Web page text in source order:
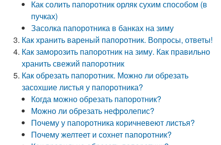
Как солить папоротник орляк сухим способом (в
пучках)
Засолка папоротника в банках на зиму
Как хранить вареный папоротник. Вопросы, ответы!
Как заморозить папоротник на зиму. Как правильно
хранить свежий папоротник
Как обрезать папоротник. Можно ли обрезать
засохшие листья у папоротника?
Когда можно обрезать папоротник?
Можно ли обрезать нефролепис?
Почему у папоротника коричневеют листья?
Почему желтеет и сохнет папоротник?